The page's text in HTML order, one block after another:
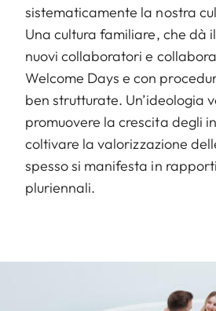
sistematicamente la nostra
Una cultura familiare, che dà
nuovi collaboratori e
Welcome Days e con
ben strutturate. Un’ideologia
promuovere la crescita degli
coltivare la valorizzazione
spesso si manifesta in
pluriennali.